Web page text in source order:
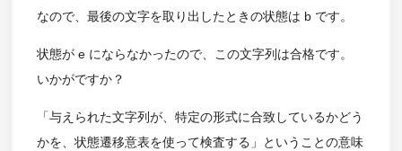
なので、最後の文字を取り出したときの状態は b です。
状態が e にならなかったので、この文字列は合格です。
いかがですか？
「与えられた文字列が、特定の形式に合致しているかどう
かを、状態遷移意表を使って検査する」ということの意味